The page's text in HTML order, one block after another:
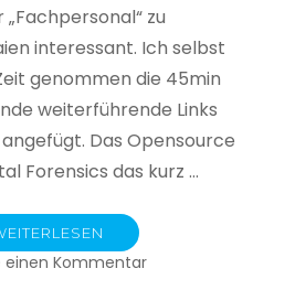
zu
interessant. Ich selbst
genommen die 45min
weiterführende Links
Das Opensource
Forensics das kurz …
einen Kommentarzu